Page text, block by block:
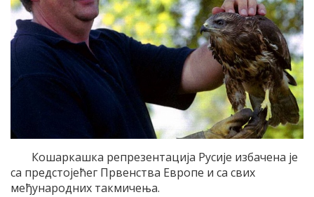
Кошаркашка репрезентација Русије избачена је
са предстојећег Првенства Европе и са свих
међународних такмичења.